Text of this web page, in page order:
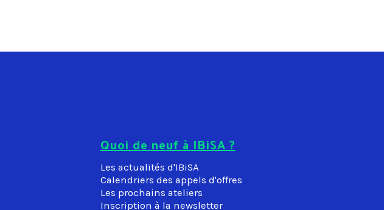
Quoi de neuf à IBiSA ?
Les actualités d'IBiSA
Calendriers des appels d'offres
Les prochains ateliers
Inscription à la newsletter